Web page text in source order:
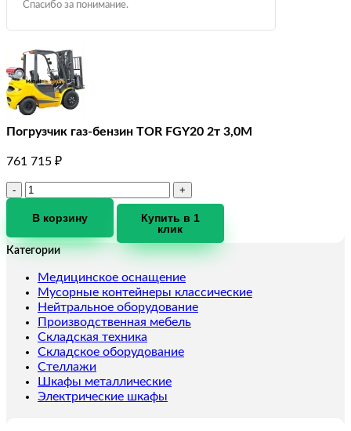
Спасибо за понимание.
Погрузчик газ-бензин TOR FGY20 2т 3,0М
761 715 ₽
Количество
Погрузчик
бензин
FGY20
2т
3,0М
В корзину
Купить в 1
клик
Категории
Медицинское оснащение
Мусорные контейнеры классические
Нейтральное оборудование
Производственная мебель
Складская техника
Складское оборудование
Стеллажи
Шкафы металлические
Электрические шкафы